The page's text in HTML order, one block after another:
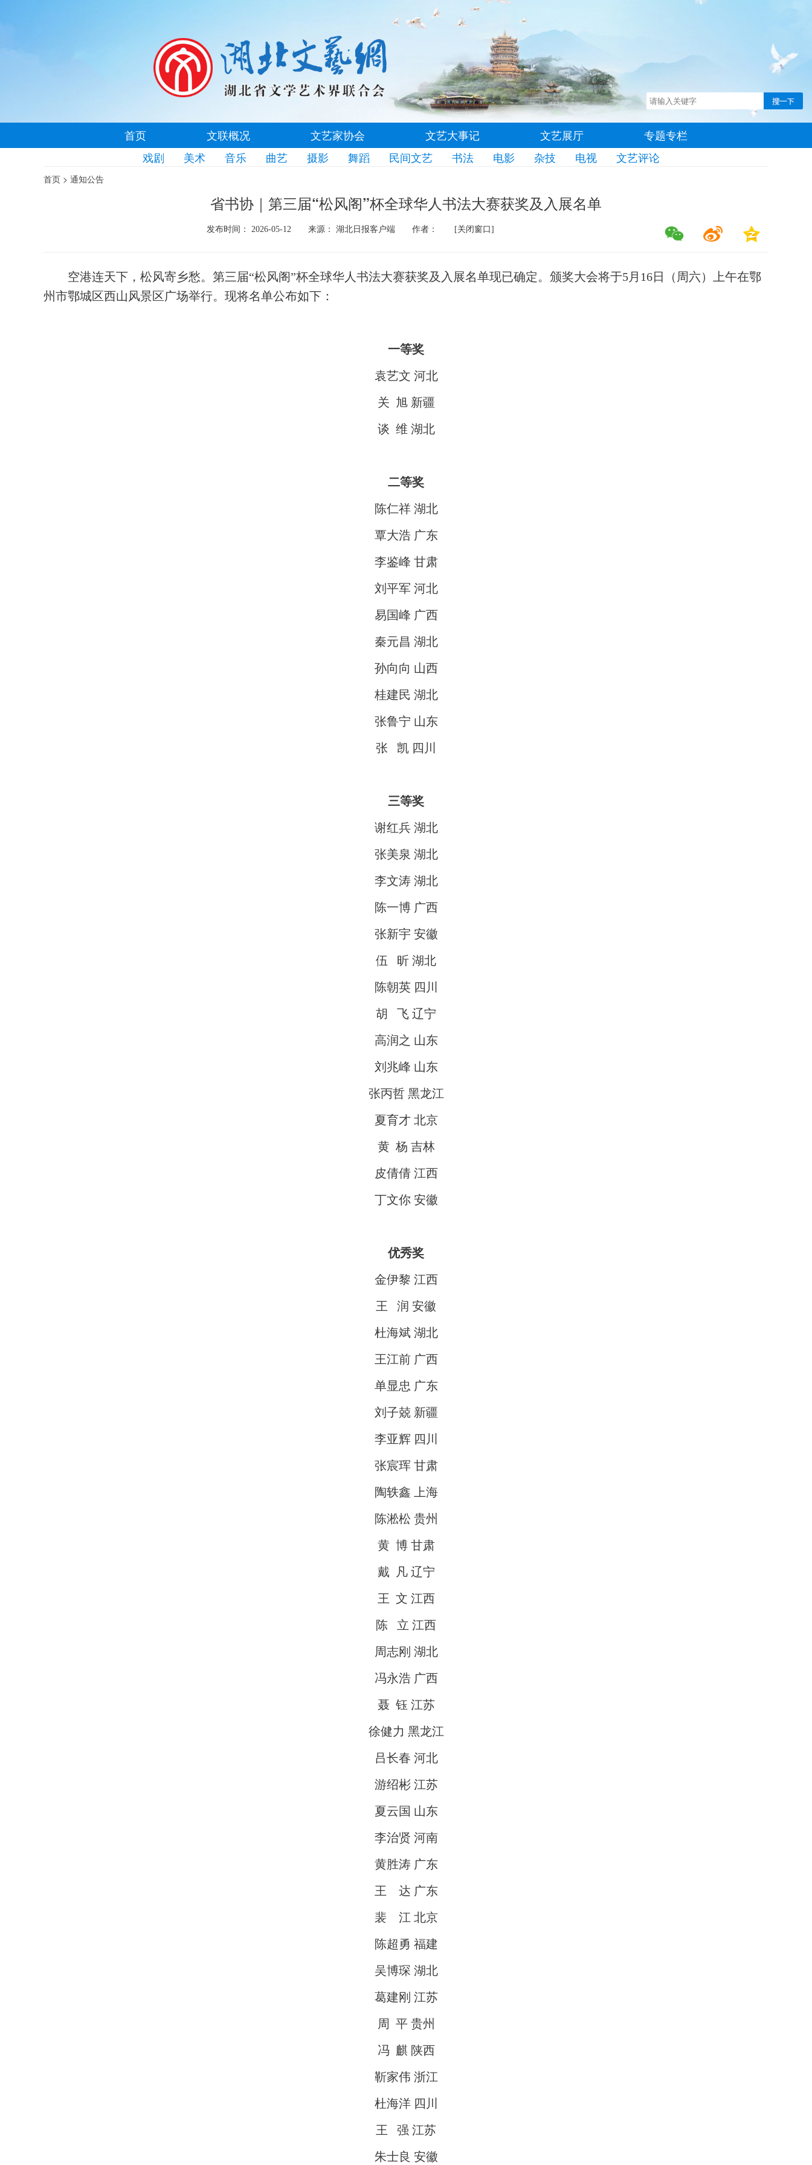
首页 文联概况 文艺家协会 文艺大事记 文艺展厅
专题专栏
戏剧
美术 音乐 曲艺 摄影 舞蹈 民间文艺 书法 电影 杂技 电视 文艺评论
首页 > 通知公告
省书协｜第三届“松风阁”杯全球华人书法大赛获奖及入展名单
发布时间： 2026-05-12 来源： 湖北日报客户端 作者： [关闭窗口]
空港连天下，松风寄乡愁。第三届“松风阁”杯全球华人书法大赛获奖及入展名单现已确定。颁奖大会将于5月16日（周六）上午在鄂
州市鄂城区西山风景区广场举行。现将名单公布如下：
一等奖
袁艺文 河北
关 旭 新疆
谈 维 湖北
二等奖
陈仁祥 湖北
覃大浩 广东
李鉴峰 甘肃
刘平军 河北
易国峰 广西
秦元昌 湖北
孙向向 山西
桂建民 湖北
张鲁宁 山东
张 凯 四川
三等奖
谢红兵 湖北
张美泉 湖北
李文涛 湖北
陈一博 广西
张新宇 安徽
伍 昕 湖北
陈朝英 四川
胡 飞 辽宁
高润之 山东
刘兆峰 山东
张丙哲 黑龙江
夏育才 北京
黄 杨 吉林
皮倩倩 江西
丁文你 安徽
优秀奖
金伊黎 江西
王 润 安徽
杜海斌 湖北
王江前 广西
单显忠 广东
刘子兢 新疆
李亚辉 四川
张宸珲 甘肃
陶轶鑫 上海
陈淞松 贵州
黄 博 甘肃
戴 凡 辽宁
王 文 江西
陈 立 江西
周志刚 湖北
冯永浩 广西
聂 钰 江苏
徐健力 黑龙江
吕长春 河北
游绍彬 江苏
夏云国 山东
李治贤 河南
黄胜涛 广东
王 达 广东
裴 江 北京
陈超勇 福建
吴博琛 湖北
葛建刚 江苏
周 平 贵州
冯 麒 陕西
靳家伟 浙江
杜海洋 四川
王 强 江苏
朱士良 安徽